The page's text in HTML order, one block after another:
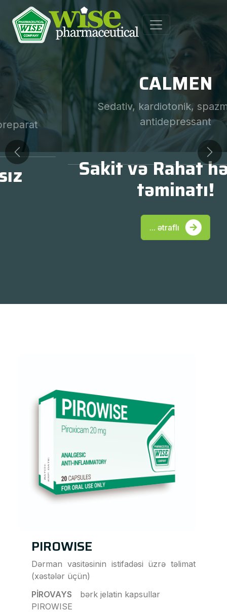
CALMEN
Sedativ, kardiotonik, spazmolitik,
Sakit və Rahat həyatın
təminatı!
Previous Next
PIROWISE
Dərman vasitəsinin istifadəsi üzrə təlimat
(xəstələr üçün)
PİROVAYS bərk jelatin kapsullar
PIROWISE